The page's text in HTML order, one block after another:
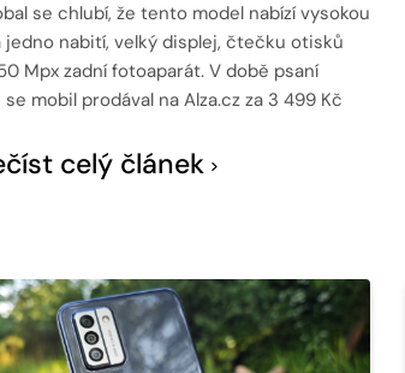
se chlubí, že tento model nabízí vysokou
jedno nabití, velký displej, čtečku otisků
Mpx zadní fotoaparát. V době psaní
mobil prodával na Alza.cz za 3 499 Kč
celý článek